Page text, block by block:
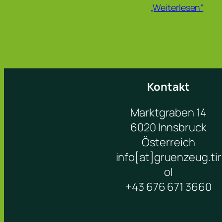
„Weiterlesen“
Kontakt
Marktgraben 14
6020 Innsbruck
Österreich
info[at]gruenzeug.tir
ol
+43 676 671 3660